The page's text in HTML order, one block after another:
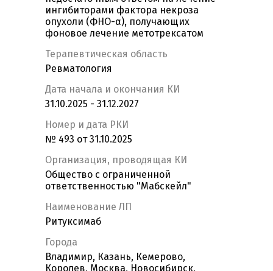
ингибиторами фактора некроза
опухоли (ФНО-α), получающих
фоновое лечение метотрексатом
Терапевтическая область
Ревматология
Дата начала и окончания КИ
31.10.2025 - 31.12.2027
Номер и дата РКИ
№ 493 от 31.10.2025
Организация, проводящая КИ
Общество с ограниченной
ответственностью "Мабскейл"
Наименование ЛП
Ритуксимаб
Города
Владимир, Казань, Кемерово,
Королев, Москва, Новосибирск,